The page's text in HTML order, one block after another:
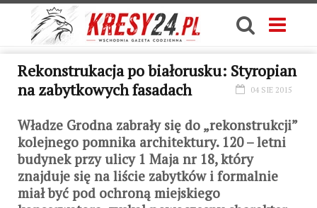
Rekonstrukacja po białorusku: Styropian
na zabytkowych fasadach
04 SIE 2015
Władze Grodna zabrały się do „rekonstrukcji”
kolejnego pomnika architektury. 120 – letni
budynek przy ulicy 1 Maja nr 18, który
znajduje się na liście zabytków i formalnie
miał być pod ochroną miejskiego